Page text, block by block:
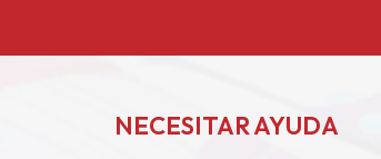
NECESITAR AYUDA